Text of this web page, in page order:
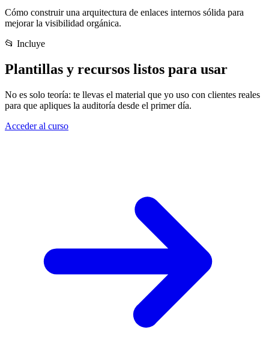
Cómo construir una arquitectura de enlaces internos sólida para
mejorar la visibilidad orgánica.
📂 Incluye
Plantillas y recursos listos para usar
No es solo teoría: te llevas el material que yo uso con clientes reales
para que apliques la auditoría desde el primer día.
Acceder al curso